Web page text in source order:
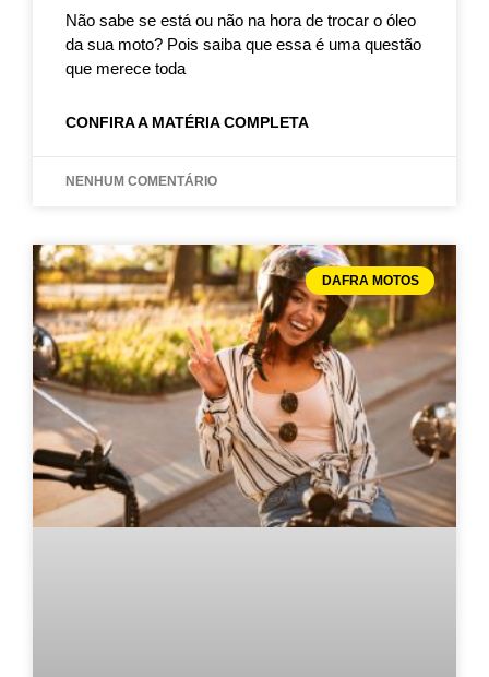
Não sabe se está ou não na hora de trocar o óleo
da sua moto? Pois saiba que essa é uma questão
que merece toda
CONFIRA A MATÉRIA COMPLETA
NENHUM COMENTÁRIO
DAFRA MOTOS